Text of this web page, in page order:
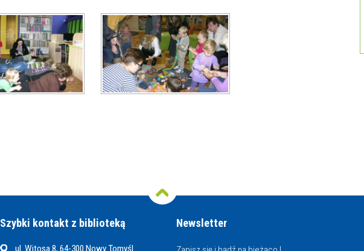
Szybki kontakt z biblioteką
ul. Witosa 8, 64-300 Nowy Tomyśl
Newsletter